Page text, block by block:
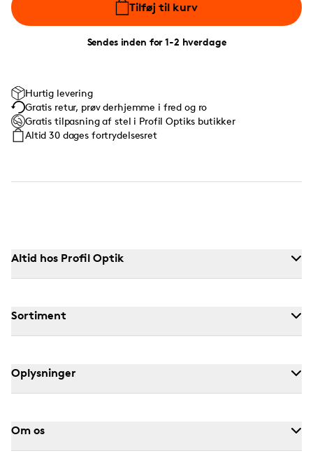
Tilføj til kurv
Sendes inden for 1-2 hverdage
Hurtig levering
Gratis retur, prøv derhjemme i fred og ro
Gratis tilpasning af stel i Profil Optiks butikker
Altid 30 dages fortrydelsesret
Altid hos Profil Optik
Sortiment
Oplysninger
Om os